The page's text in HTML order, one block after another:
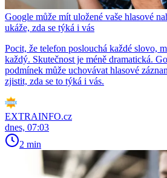
Google může mít uložené vaše hlasové
ukáže, zda se týká i vás
Pocit, že telefon poslouchá každé slovo,
každý. Skutečnost je méně dramatická.
podmínek může uchovávat hlasové
zjistit, zda se to týká i vás.
EXTRAINFO.cz
dnes, 07:03
2 min